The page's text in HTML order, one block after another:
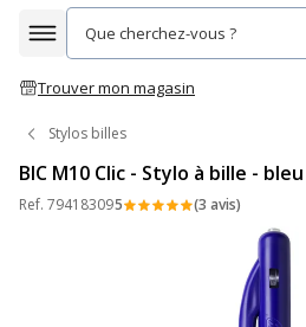
Afficher la navigation
Trouver mon magasin
Stylos billes
BIC M10 Clic - Stylo à bille -
Ref. 794183095 (3 avis)